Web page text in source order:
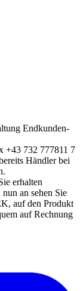
Endkunden-
+43 732 777811 7
Händler bei
erhalten
an sehen Sie
auf den Produkt
auf Rechnung